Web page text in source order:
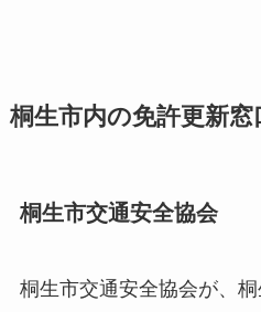
桐生市内の免許更新窓
桐生市交通安全協会
桐生市交通安全協会が、